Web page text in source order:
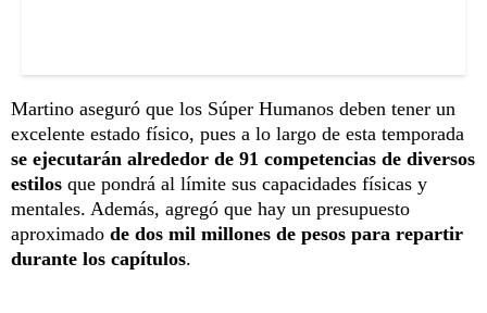
Martino aseguró que los Súper Humanos deben tener un
excelente estado físico, pues a lo largo de esta temporada
se ejecutarán alrededor de 91 competencias de diversos
estilos que pondrá al límite sus capacidades físicas y
mentales. Además, agregó que hay un presupuesto
aproximado de dos mil millones de pesos para repartir
durante los capítulos.